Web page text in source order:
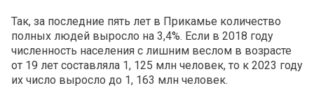
Так, за последние пять лет в Прикамье количество
полных людей выросло на 3,4%. Если в 2018 году
численность населения с лишним веслом в возрасте
от 19 лет составляла 1, 125 млн человек, то к 2023 году
их число выросло до 1, 163 млн человек.